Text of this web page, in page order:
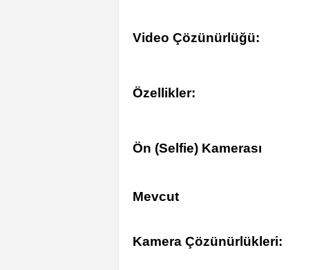
Video Çözünürlüğü:
Özellikler:
Ön (Selfie) Kamerası
Mevcut
Kamera Çözünürlükleri: